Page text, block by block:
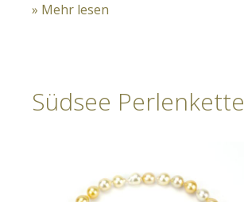
» Mehr lesen
Südsee Perlenkette